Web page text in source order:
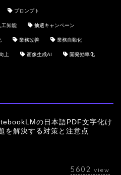
プロンプト
工知能 抽選キャンペーン
業務改善 業務自動化
上 画像生成AI 開発効率化
の日本語PDF文字化け
を解決する対策と注意点
5602 view